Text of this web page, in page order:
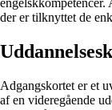
der er tilknyttet de
Adgangskortet er et
af en videregående